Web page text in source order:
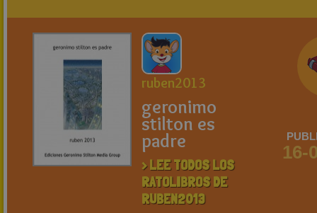
ruben2013
geronimo
stilton es
padre
> LEE TODOS LOS
RATOLIBROS DE
RUBEN2013
16-